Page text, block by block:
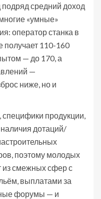
средний доход
«умные»
оператор станка в
получает 110-160
— до 170, а
—
ниже, но и
специфики продукции,
дотаций/
поэтому молодых
из смежных сфер с
выплатами за
форумы — и